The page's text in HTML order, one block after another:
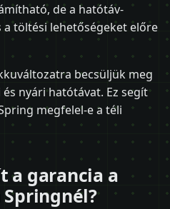
de a hatótáv-
töltési lehetőségeket előre
becsüljük meg
nyári hatótávat. Ez segít
megfelel-e a téli
a garancia a